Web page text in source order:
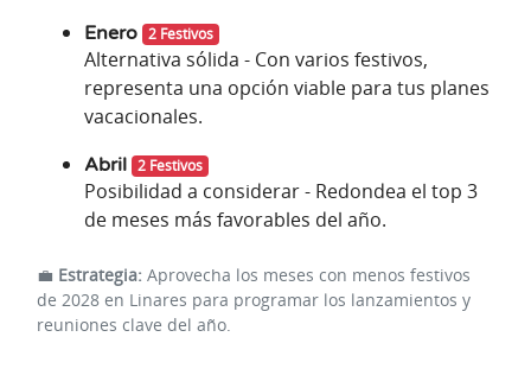
Enero 2 Festivos
Alternativa sólida - Con varios festivos,
representa una opción viable para tus planes
vacacionales.
Abril 2 Festivos
Posibilidad a considerar - Redondea el top 3
de meses más favorables del año.
💼 Estrategia: Aprovecha los meses con menos festivos
de 2028 en Linares para programar los lanzamientos y
reuniones clave del año.